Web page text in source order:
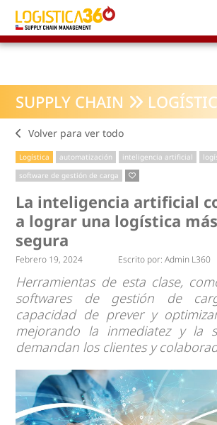
SUPPLY CHAIN
Volver para ver todo
Logística automatización inteligencia artificial
software de gestión de carga
La inteligencia artificial
a lograr una logística
segura
Febrero 19, 2024 Escrito por: Admin L360
Herramientas de esta clase,
softwares de gestión de
capacidad de prever y
mejorando la inmediatez y la
demandan los clientes y